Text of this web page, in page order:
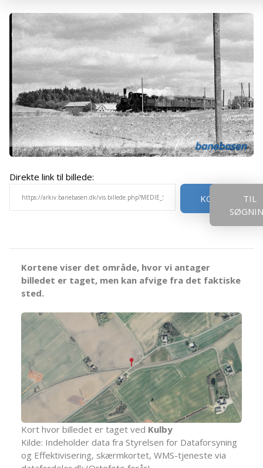
Direkte link til billede:
KOPIER
TIL
Kortene viser det område, hvor vi antager
billedet er taget, men kan afvige fra det faktiske
sted.
Kort hvor billedet er taget ved Kulby
Kilde: Indeholder data fra Styrelsen for Dataforsyning
og Effektivisering, skærmkortet, WMS-tjeneste via